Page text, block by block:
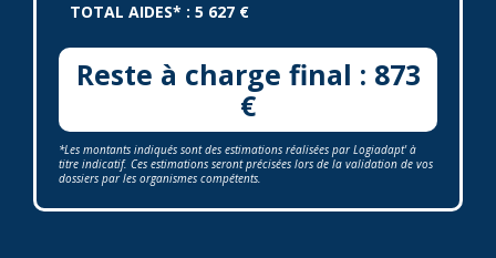
TOTAL AIDES* : 5 627 €
Reste à charge final : 873
€
*Les montants indiqués sont des estimations réalisées par Logiadapt' à
titre indicatif. Ces estimations seront précisées lors de la validation de vos
dossiers par les organismes compétents.